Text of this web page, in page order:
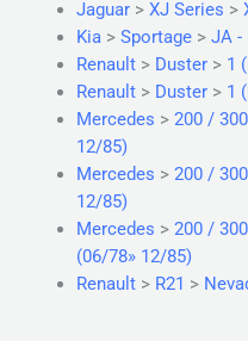
Jaguar> XJ Series >
Kia> Sportage> JA -
Renault> Duster> 1
Renault> Duster> 1
Mercedes > 200 / 300
12/85)
Mercedes > 200 / 300
12/85)
Mercedes > 200 / 300
(06/78» 12/85)
Renault> R21 >